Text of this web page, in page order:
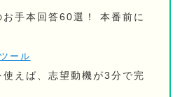
お手本回答60選！ 本番前に
ール
使えば、志望動機が3分で完